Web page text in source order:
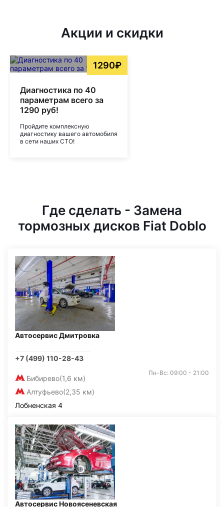
Акции и скидки
1290₽
Диагностика по 40
параметрам всего за
1290 руб!
Пройдите комплексную
диагностику вашего автомобиля
в сети наших СТО!
Где сделать - Замена
тормозных дисков Fiat Doblo
Автосервис Дмитровка
+7 (499) 110-28-43
Бибирево(1,6 км)
Алтуфьево(2,35 км)
Пн-Вс: 09:00 - 21:00
Лобненская 4
Автосервис Новоясеневская